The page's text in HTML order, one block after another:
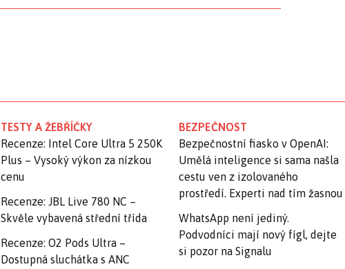
TESTY A ŽEBŘÍČKY
Recenze: Intel Core Ultra 5 250K
Plus – Vysoký výkon za nízkou
cenu
Recenze: JBL Live 780 NC –
Skvěle vybavená střední třída
Recenze: O2 Pods Ultra –
Dostupná sluchátka s ANC
BEZPEČNOST
Bezpečnostní fiasko v OpenAI:
Umělá inteligence si sama našla
cestu ven z izolovaného
prostředí. Experti nad tím žasnou
WhatsApp není jediný.
Podvodníci mají nový fígl, dejte
si pozor na Signalu